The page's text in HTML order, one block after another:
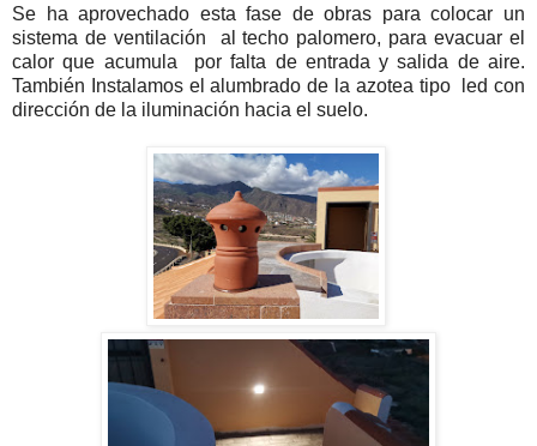
Se ha aprovechado esta fase de obras para colocar un
sistema de ventilación al techo palomero, para evacuar el
calor que acumula por falta de entrada y salida de aire.
También
Instalamos el alumbrado de la azotea tipo led con
dirección de la iluminación hacia el suelo.